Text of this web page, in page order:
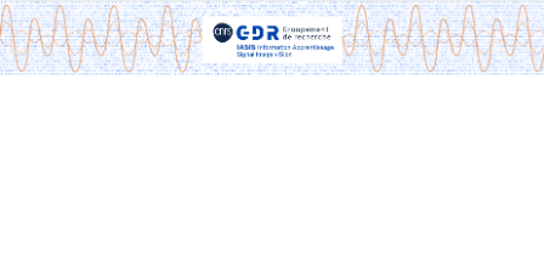
Passer
vers
le